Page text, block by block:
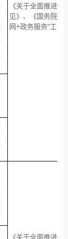
《关于全面推进
见》、《国务院关
网+政务服务”工作
《关于全面推进